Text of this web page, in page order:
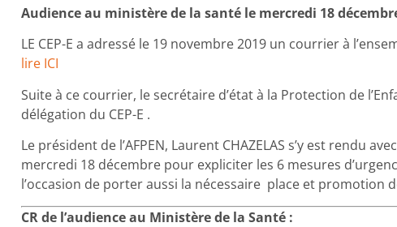
Audience au ministère de la santé le mercredi 18
LE CEP-E a adressé le 19 novembre 2019 un courrier à
lire ICI
Suite à ce courrier, le secrétaire d’état à la Protection de
délégation du CEP-E .
Le président de l’AFPEN, Laurent CHAZELAS s’y est rendu
mercredi 18 décembre pour expliciter les 6 mesures
l’occasion de porter aussi la nécessaire place et promotion
CR de l’audience au Ministère de la Santé :